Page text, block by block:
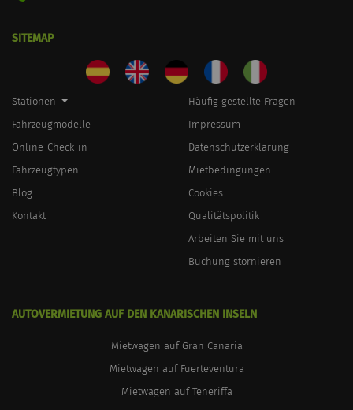
SITEMAP
Stationen
Fahrzeugmodelle
Online-Check-in
Fahrzeugtypen
Blog
Kontakt
Häufig gestellte Fragen
Impressum
Datenschutzerklärung
Mietbedingungen
Cookies
Qualitätspolitik
Arbeiten Sie mit uns
Buchung stornieren
AUTOVERMIETUNG AUF DEN KANARISCHEN INSELN
Mietwagen auf Gran Canaria
Mietwagen auf Fuerteventura
Mietwagen auf Teneriffa